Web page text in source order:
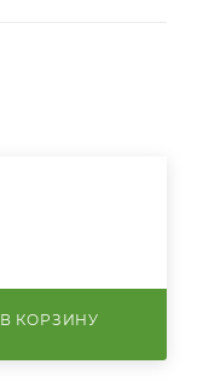
В КОРЗИНУ